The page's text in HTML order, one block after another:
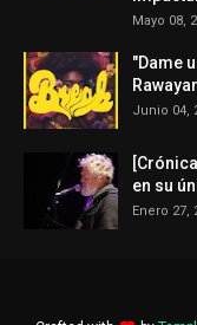
Mayo 08,
"Dame
Junio 04,
en su
Enero 27,